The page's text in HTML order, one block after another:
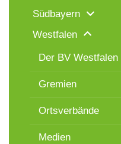
Südbayern
Westfalen
Der BV Westfalen
Gremien
Ortsverbände
Medien